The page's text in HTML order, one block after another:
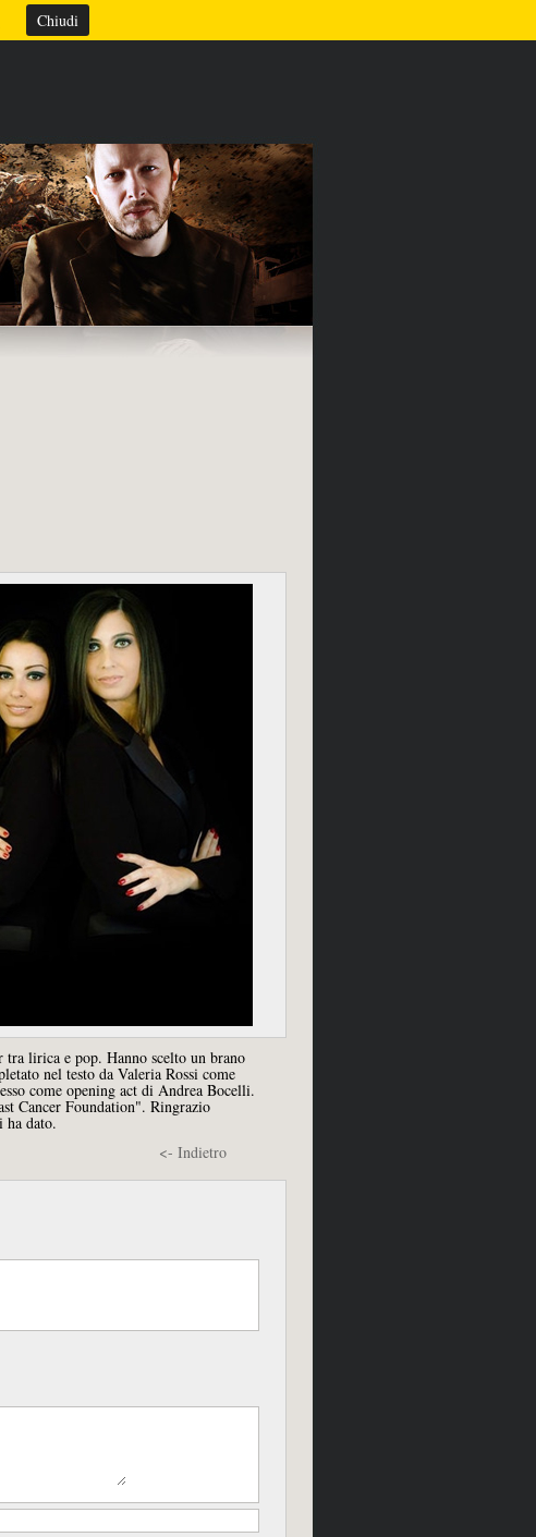
tra lirica e pop. Hanno scelto un brano
nel testo da Valeria Rossi come
come opening act di Andrea Bocelli.
Cancer Foundation". Ringrazio
ha dato.
<- Indietro
Chiudi